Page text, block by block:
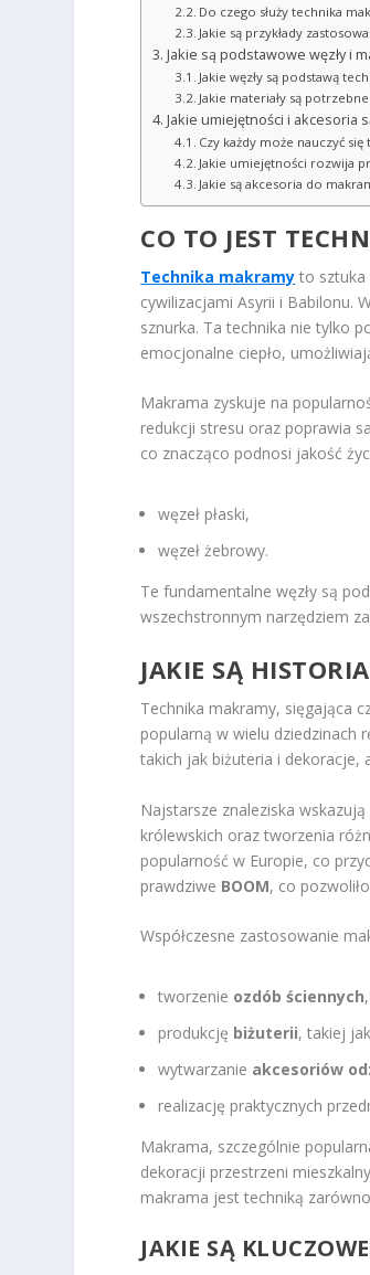
Do czego służy technika
Jakie są przykłady
Jakie są podstawowe węzły i
Jakie węzły są podstawą
Jakie materiały są
Jakie umiejętności i akcesoria
Czy każdy może nauczyć
Jakie umiejętności rozwija
Jakie są akcesoria do
CO TO JEST
Technika makramy to sztuka
cywilizacjami Asyrii i Babilonu.
sznurka. Ta technika nie tylko
emocjonalne ciepło,
Makrama zyskuje na
redukcji stresu oraz poprawia
co znacząco podnosi jakość
węzeł płaski,
węzeł żebrowy.
Te fundamentalne węzły są
wszechstronnym narzędziem
JAKIE SĄ
Technika makramy, sięgająca
popularną w wielu dziedzinach
takich jak biżuteria i dekoracje,
Najstarsze znaleziska
królewskich oraz tworzenia
popularność w Europie, co
prawdziwe BOOM, co
Współczesne zastosowanie
tworzenie ozdób ściennych
produkcję biżuterii, takiej
wytwarzanie akcesoriów
realizację praktycznych
Makrama, szczególnie
dekoracji przestrzeni
makrama jest techniką
JAKIE SĄ